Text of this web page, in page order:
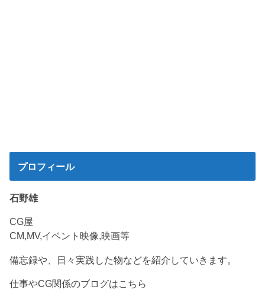
プロフィール
石野雄
CG屋
CM,MV,イベント映像,映画等
備忘録や、日々実践した物などを紹介していきます。
仕事やCG関係のブログはこちら